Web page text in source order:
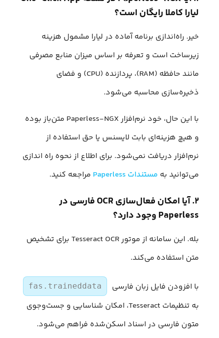
لیارا کاملا رایگان است؟
خیر. راه‌اندازی برنامه آماده در لیارا مشمول هزینه
زیرساخت است و تعرفه بر اساس میزان منابع مصرفی
مانند حافظه (RAM)، پردازنده (CPU) و فضای
ذخیره‌سازی محاسبه می‌شود.
با این حال، خود نرم‌افزار Paperless-NGX متن‌باز بوده
و هیچ هزینه‌ای بابت لایسنس یا حق استفاده از
نرم‌افزار دریافت نمی‌شود. برای اطلاع از نحوه راه اندازی
می‌توانید به مستندات Paperless مراجعه کنید.
۲. آیا امکان فعال‌سازی OCR فارسی در
Paperless وجود دارد؟
بله. این سامانه از موتور Tesseract OCR برای تشخیص
متن استفاده می‌کند.
با افزودن فایل زبان فارسی fas.traineddata
به تنظیمات Tesseract، امکان شناسایی و جست‌وجوی
متون فارسی در اسناد اسکن‌شده فراهم می‌شود.